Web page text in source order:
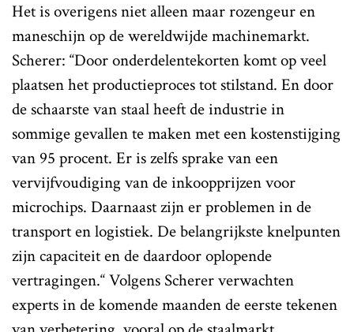
Het is overigens niet alleen maar rozengeur en
maneschijn op de wereldwijde machinemarkt.
Scherer: “Door onderdelentekorten komt op veel
plaatsen het productieproces tot stilstand. En door
de schaarste van staal heeft de industrie in
sommige gevallen te maken met een kostenstijging
van 95 procent. Er is zelfs sprake van een
vervijfvoudiging van de inkoopprijzen voor
microchips. Daarnaast zijn er problemen in de
transport en logistiek. De belangrijkste knelpunten
zijn capaciteit en de daardoor oplopende
vertragingen.“ Volgens Scherer verwachten
experts in de komende maanden de eerste tekenen